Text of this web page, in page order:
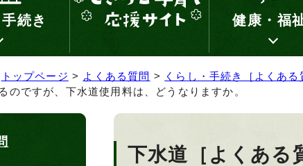
続き 健康・福
トップページ > よくある質問 > くらし・手続き［よくある
のですが、下水道使用料は、どうなりますか。
下水道［よくある